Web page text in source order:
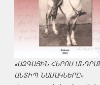
«ԱԶԳԱՅԻՆ ՀԵՐՈՍ
ԱՆՏԻՊ ՆԱՄԱԿՆԵՐԸ»